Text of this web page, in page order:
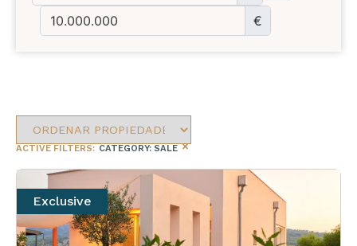
€
ACTIVE FILTERS: CATEGORY: SALE ×
Exclusive